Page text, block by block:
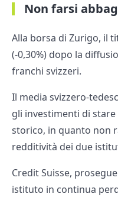
Non farsi
Alla borsa di Zurigo, il
(-0,30%) dopo la
franchi svizzeri.
Il media svizzero-
gli investimenti di
storico, in quanto non
redditività dei due
Credit Suisse,
istituto in continua